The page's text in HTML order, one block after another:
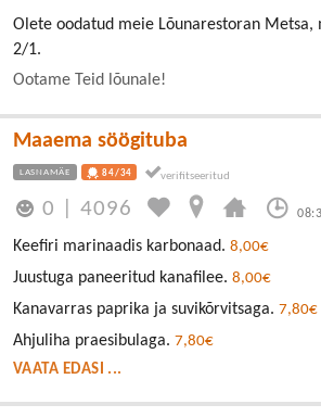
Olete oodatud meie Lõunarestoran Metsa,
2/1.
Ootame Teid lõunale!
Maaema söögituba
LASNAMÄE 84/34
0 |4096
Keefiri marinaadis karbonaad. 8,00€
Juustuga paneeritud kanafilee. 8,00€
Kanavarras paprika ja suvikõrvitsaga. 7,80€
Ahjuliha praesibulaga. 7,80€
VAATA EDASI ...